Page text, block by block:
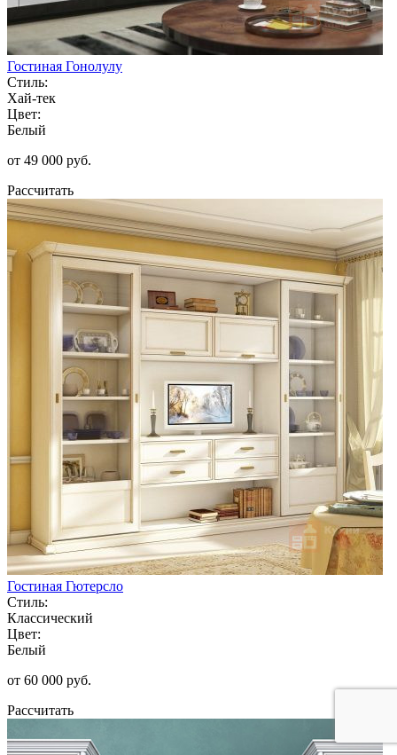
Гостиная Гонолулу
Стиль:
Хай-тек
Цвет:
Белый
от 49 000 руб.
Рассчитать
Гостиная Гютерсло
Стиль:
Классический
Цвет:
Белый
от 60 000 руб.
Рассчитать